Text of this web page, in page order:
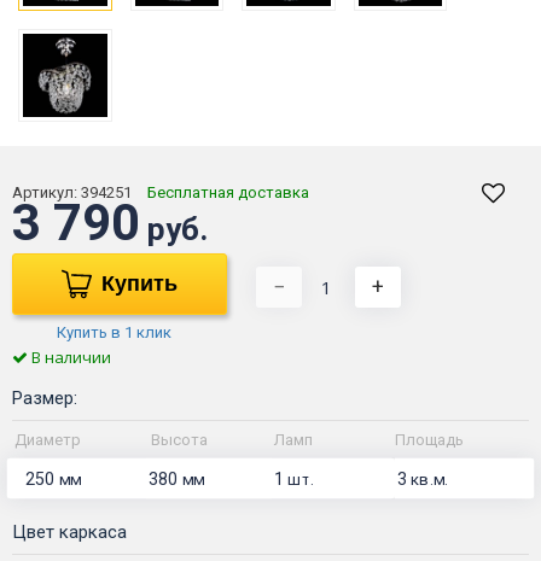
Артикул: 394251 Бесплатная доставка
3 790 руб.
Купить
Купить в 1 клик
− +
В наличии
Размер:
Диаметр Высота Ламп Площадь
250 мм 380 мм 1шт. 3кв.м.
Цвет каркаса